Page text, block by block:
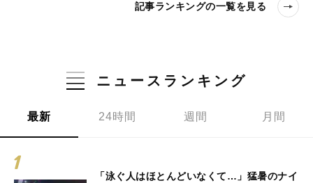
記事ランキングの一覧を見る
ニュースランキング
最新 24時間 週間 月間
「泳ぐ人はほとんどいなくて…」猛暑のナイ